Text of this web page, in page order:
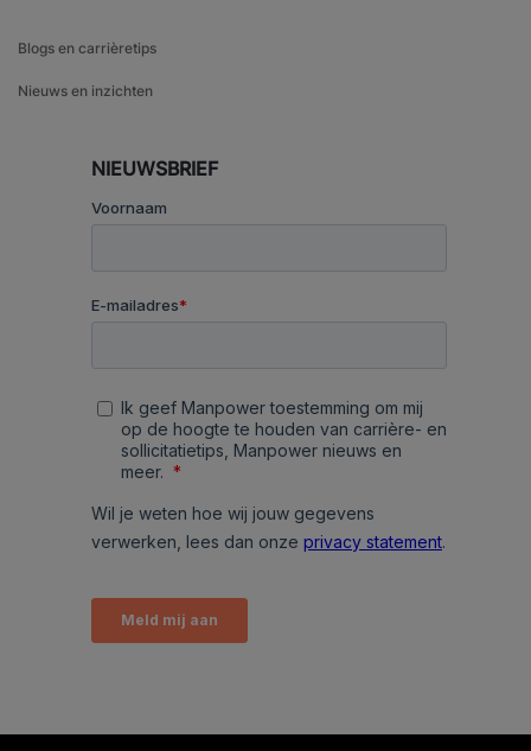
Blogs en carrièretips
Nieuws en inzichten
NIEUWSBRIEF